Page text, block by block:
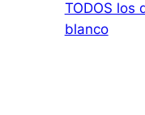
TODOS los
blanco